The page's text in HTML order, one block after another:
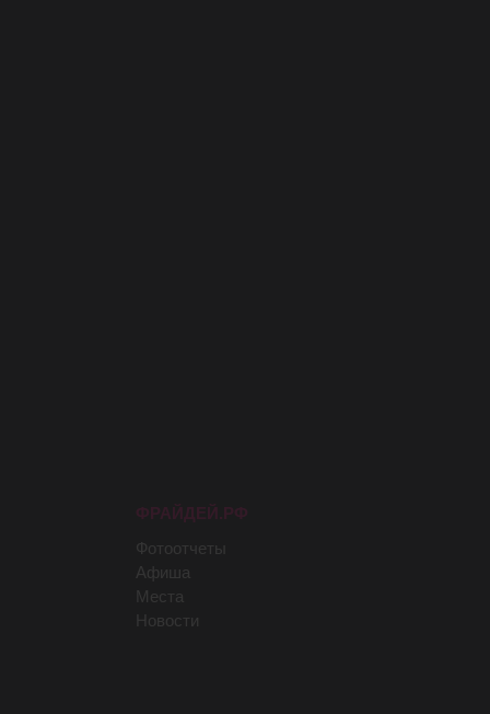
ФРАЙДЕЙ.РФ
Фотоотчеты
Афиша
Места
Новости